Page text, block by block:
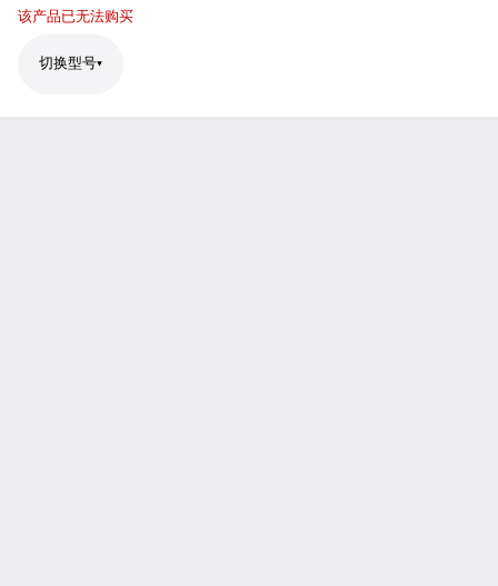
该产品已无法购买
切换型号